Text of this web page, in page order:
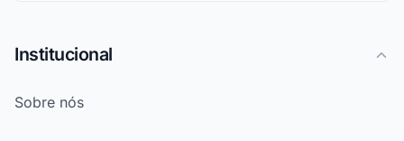
Institucional
Sobre nós